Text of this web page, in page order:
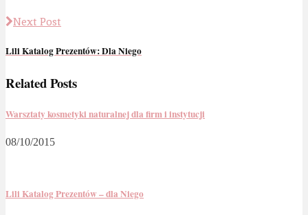
Next Post
Lili Katalog Prezentów: Dla Niego
Related Posts
Warsztaty kosmetyki naturalnej dla firm i instytucji
08/10/2015
Lili Katalog Prezentów – dla Niego